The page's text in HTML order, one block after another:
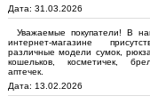
Дата: 31.03.2026
Уважаемые покупатели! В
интернет-магазине
различные модели сумок,
кошельков, косметичек,
аптечек.
Дата: 13.02.2026